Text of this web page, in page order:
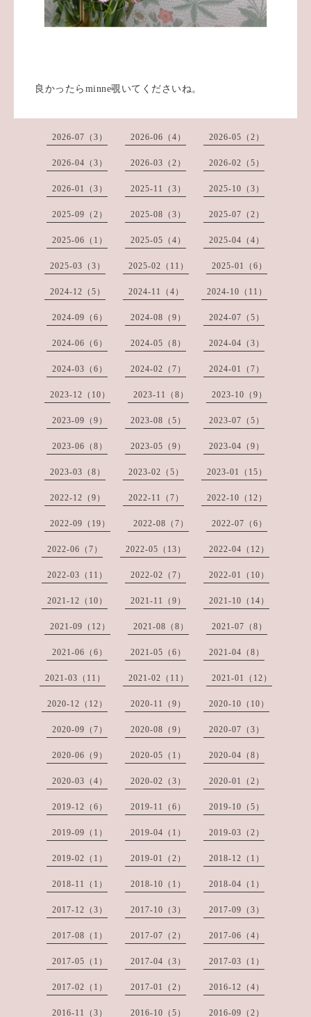
良かったらminne覗いてくださいね。
2026-07（3） 2026-06（4） 2026-05（2）
2026-04（3） 2026-03（2） 2026-02（5）
2026-01（3） 2025-11（3） 2025-10（3）
2025-09（2） 2025-08（3） 2025-07（2）
2025-06（1） 2025-05（4） 2025-04（4）
2025-03（3） 2025-02（11） 2025-01（6）
2024-12（5） 2024-11（4） 2024-10（11）
2024-09（6） 2024-08（9） 2024-07（5）
2024-06（6） 2024-05（8） 2024-04（3）
2024-03（6） 2024-02（7） 2024-01（7）
2023-12（10） 2023-11（8） 2023-10（9）
2023-09（9） 2023-08（5） 2023-07（5）
2023-06（8） 2023-05（9） 2023-04（9）
2023-03（8） 2023-02（5） 2023-01（15）
2022-12（9） 2022-11（7） 2022-10（12）
2022-09（19） 2022-08（7） 2022-07（6）
2022-06（7） 2022-05（13） 2022-04（12）
2022-03（11） 2022-02（7） 2022-01（10）
2021-12（10） 2021-11（9） 2021-10（14）
2021-09（12） 2021-08（8） 2021-07（8）
2021-06（6） 2021-05（6） 2021-04（8）
2021-03（11） 2021-02（11） 2021-01（12）
2020-12（12） 2020-11（9） 2020-10（10）
2020-09（7） 2020-08（9） 2020-07（3）
2020-06（9） 2020-05（1） 2020-04（8）
2020-03（4） 2020-02（3） 2020-01（2）
2019-12（6） 2019-11（6） 2019-10（5）
2019-09（1） 2019-04（1） 2019-03（2）
2019-02（1） 2019-01（2） 2018-12（1）
2018-11（1） 2018-10（1） 2018-04（1）
2017-12（3） 2017-10（3） 2017-09（3）
2017-08（1） 2017-07（2） 2017-06（4）
2017-05（1） 2017-04（3） 2017-03（1）
2017-02（1） 2017-01（2） 2016-12（4）
2016-11（3） 2016-10（5） 2016-09（2）